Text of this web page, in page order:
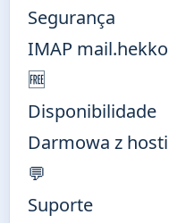
Segurança
IMAP
🆓
Disponibilidade
Darmowa z
💬
Suporte